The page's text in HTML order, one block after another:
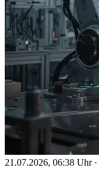
21.07.2026, 06:38 Uhr ·